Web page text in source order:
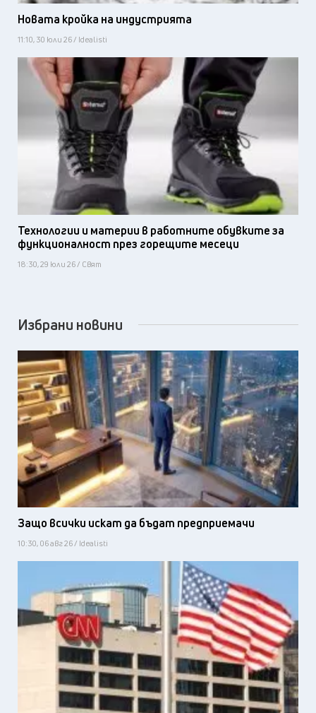
Новата кройка на индустрията
11:10, 30 юли 26 / Idealisti
Технологии и материи в работните обувките за
функционалност през горещите месеци
18:30, 29 юли 26 / Свят
Избрани новини
Защо всички искат да бъдат предприемачи
10:30, 06 авг 26 / Idealisti